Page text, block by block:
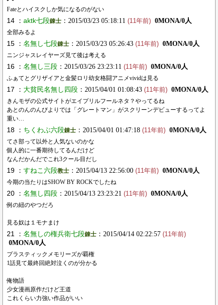
Fateとハイスクしか気になるのがない
14 ： aktk七段錬士 ：2015/03/23 05:18:11 (11年前) 0MONA/0人
全部みるよ
15 ： 名無し七段錬士 ：2015/03/23 05:26:43 (11年前) 0MONA/0人
ニンジャスレイヤーズ見て後は考える
16 ： 名無し三段 ：2015/03/26 23:23:11 (11年前) 0MONA/0人
ふぁてとグリザイアと金髪ロリ幼女格闘アニメvividは見る
17 ： 大貧民名無し四段 ：2015/04/01 01:08:43 (11年前) 0MONA/0人
きんモザの公式サイトがエイプリルフールネタ？やってるね
あとのんのんびよりでは「グレートマン」がスクリーンデビューするってよ
重い…
18 ： ちくわぶ六段錬士 ：2015/04/01 01:47:18 (11年前) 0MONA/0人
てさ部って以外と人気ないのかな
個人的に一番期待してるんだけど
なんだかんだでこれ3クール目だし
19 ： すねこ六段教士 ：2015/04/13 22:56:00 (11年前) 0MONA/0人
今期の当たりはSHOW BY ROCKでしたね
20 ： 名無し四段 ：2015/04/13 23:23:21 (11年前) 0MONA/0人
例の紐のやつだろ
見る奴は１モナまけ
21 ： 名無しの権兵衛七段錬士 ：2015/04/14 02:22:57 (11年前)
0MONA/0人
プラスティックメモリーズが覇権
1話見て最終回絶対泣くのが分かる
俺物語
少女漫画原作だけど王道
これくらい力強い作品がいい